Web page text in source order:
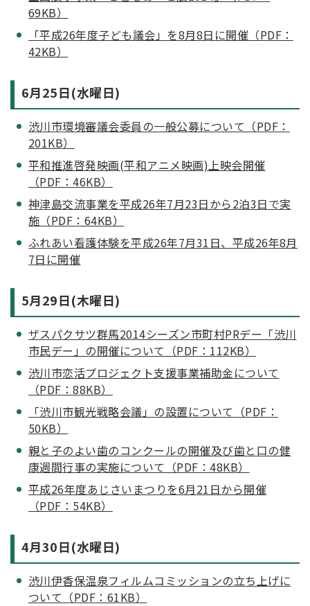
69KB）
「平成26年度子ども議会」を8月8日に開催（PDF：
42KB）
6月25日(水曜日)
渋川市環境審議会委員の一般公募について（PDF：
201KB）
平和推進啓発映画(平和アニメ映画)上映会開催
（PDF：46KB）
神津島交流事業を平成26年7月23日から2泊3日で実
施（PDF：64KB）
ふれあい看護体験を平成26年7月31日、平成26年8月
7日に開催
5月29日(木曜日)
ザスパクサツ群馬2014シーズン市町村PRデー「渋川
市民デー」の開催について（PDF：112KB）
渋川市恋活プロジェクト支援事業補助金について
（PDF：88KB）
「渋川市観光戦略会議」の設置について（PDF：
50KB）
親と子のよい歯のコンクールの開催及び歯と口の健
康週間行事の実施について（PDF：48KB）
平成26年度あじさいまつりを6月21日から開催
（PDF：54KB）
4月30日(水曜日)
渋川伊香保温泉フィルムコミッションの立ち上げに
ついて（PDF：61KB）